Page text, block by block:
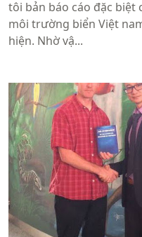
tôi bản báo cáo đặc biệt
môi trường biển Việt
hiện. Nhờ vậ...